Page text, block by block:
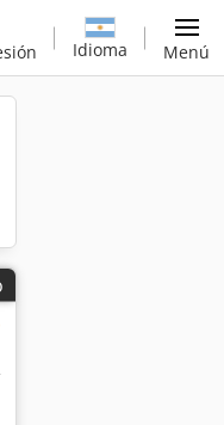
Idioma Menú